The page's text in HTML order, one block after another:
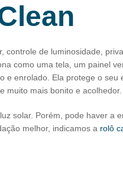
de luminosidade,
como uma tela, um painel
e enrolado. Ela protege o seu
muito mais bonito e acolhedor.
solar. Porém, pode haver a
melhor, indicamos a rolô